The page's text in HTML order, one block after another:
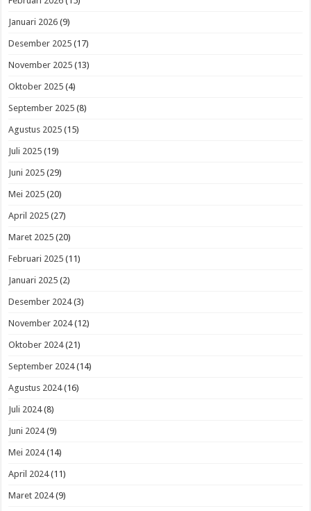
Januari 2026 (9)
Desember 2025 (17)
November 2025 (13)
Oktober 2025 (4)
September 2025 (8)
Agustus 2025 (15)
Juli 2025 (19)
Juni 2025 (29)
Mei 2025 (20)
April 2025 (27)
Maret 2025 (20)
Februari 2025 (11)
Januari 2025 (2)
Desember 2024(3)
November 2024(12)
Oktober 2024(21)
September 2024(14)
Agustus 2024(16)
Juli 2024(8)
Juni 2024(9)
Mei 2024(14)
April 2024(11)
Maret 2024(9)